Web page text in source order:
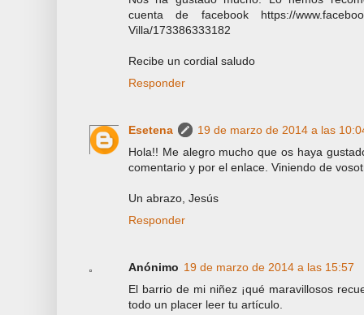
cuenta de facebook https://
Villa/173386333182
Recibe un cordial saludo
Responder
Esetena
19 de marzo de 2014 a las
Hola!! Me alegro mucho que os haya
comentario y por el enlace. Viniendo de
Un abrazo, Jesús
Responder
Anónimo 19 de marzo de 2014 a las 15:57
El barrio de mi niñez ¡qué maravillosos
todo un placer leer tu artículo.